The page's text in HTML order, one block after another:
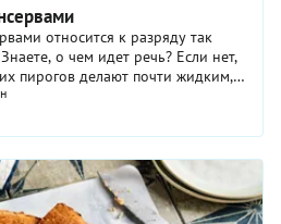
относится к разряду так
о чем идет речь? Если нет,
пирогов делают почти жидким,
а в прямом смысле слова
часть — уже на начинку.
очень легко и быстро, потому что
консервы. Зелень придает
аромат, а сыр — приятную,
есть, перед вами тот самый
проверить в деле при